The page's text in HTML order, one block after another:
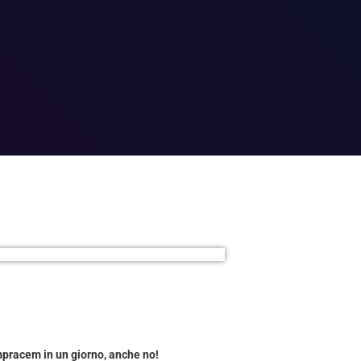
in un giorno, anche no!